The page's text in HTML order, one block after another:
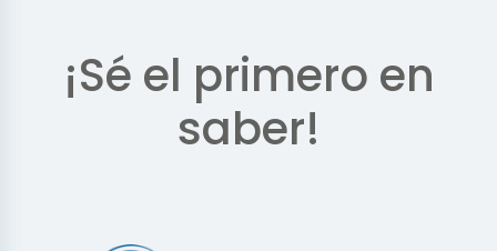
¡Sé el primero en
saber!